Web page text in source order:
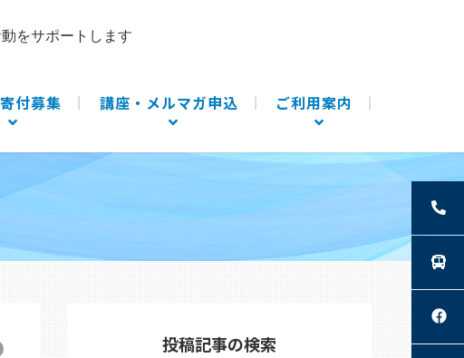
をサポートします
付募集 講座・メルマガ申込 ご利用案内
投稿記事の検索